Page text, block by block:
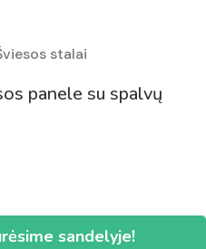
stalai
panele su spalvų
sandelyje!